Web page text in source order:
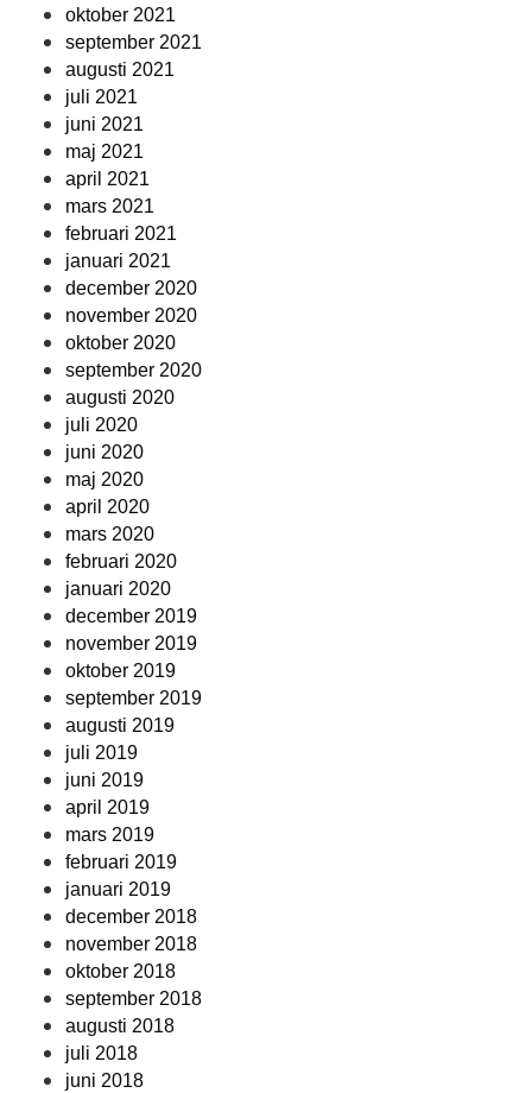
oktober 2021
september 2021
augusti 2021
juli 2021
juni 2021
maj 2021
april 2021
mars 2021
februari 2021
januari 2021
december 2020
november 2020
oktober 2020
september 2020
augusti 2020
juli 2020
juni 2020
maj 2020
april 2020
mars 2020
februari 2020
januari 2020
december 2019
november 2019
oktober 2019
september 2019
augusti 2019
juli 2019
juni 2019
april 2019
mars 2019
februari 2019
januari 2019
december 2018
november 2018
oktober 2018
september 2018
augusti 2018
juli 2018
juni 2018